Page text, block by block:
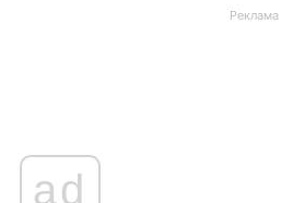
Реклама
ad